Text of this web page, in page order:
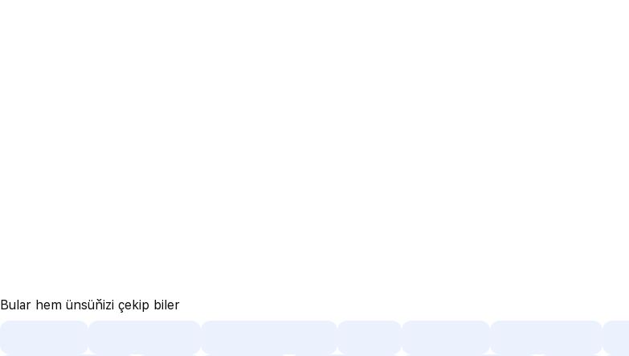
Bular hem ünsüňizi çekip biler